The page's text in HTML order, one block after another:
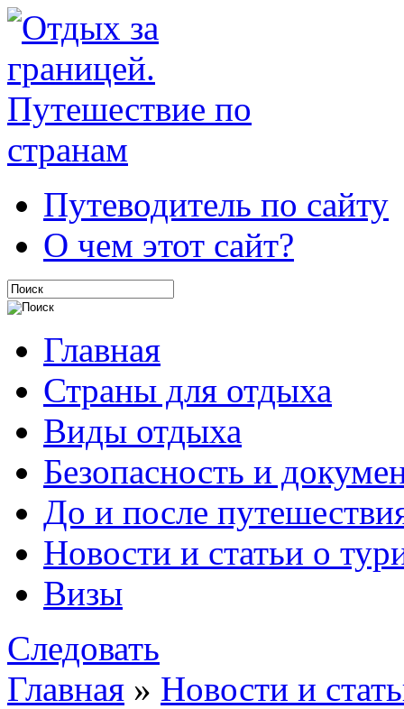
Путеводитель по сайту
О чем этот сайт?
Главная
Страны для отдыха
Виды отдыха
Безопасность и
До и после
Новости и статьи о
Визы
Следовать
Главная » Новости и